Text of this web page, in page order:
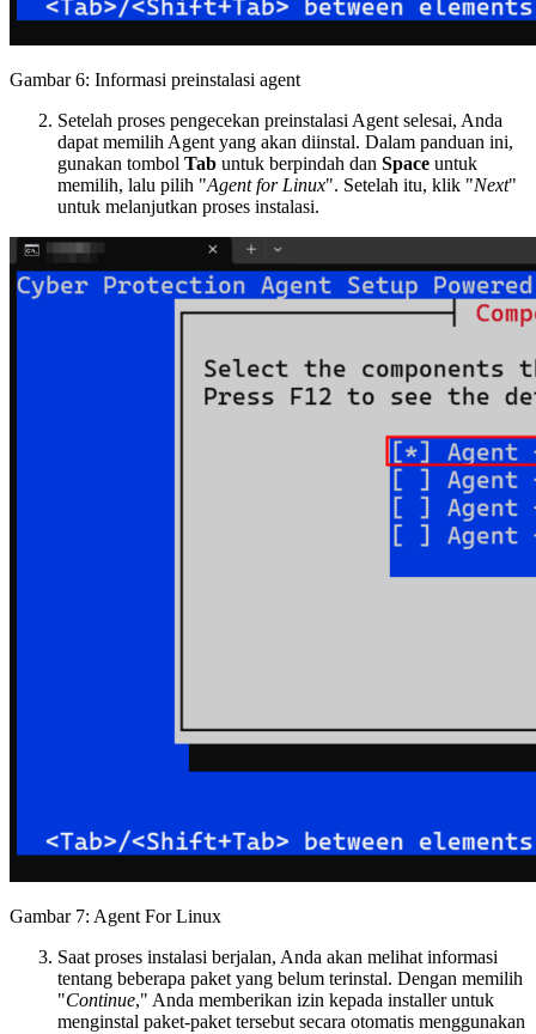
Gambar 6: Informasi preinstalasi agent
Setelah proses pengecekan preinstalasi Agent selesai, Anda
dapat memilih Agent yang akan diinstal. Dalam panduan ini,
gunakan tombol Tab untuk berpindah dan Space untuk
memilih, lalu pilih "Agent for Linux". Setelah itu, klik "Next"
untuk melanjutkan proses instalasi.
Gambar 7: Agent For Linux
Saat proses instalasi berjalan, Anda akan melihat informasi
tentang beberapa paket yang belum terinstal. Dengan memilih
"Continue," Anda memberikan izin kepada installer untuk
menginstal paket-paket tersebut secara otomatis menggunakan